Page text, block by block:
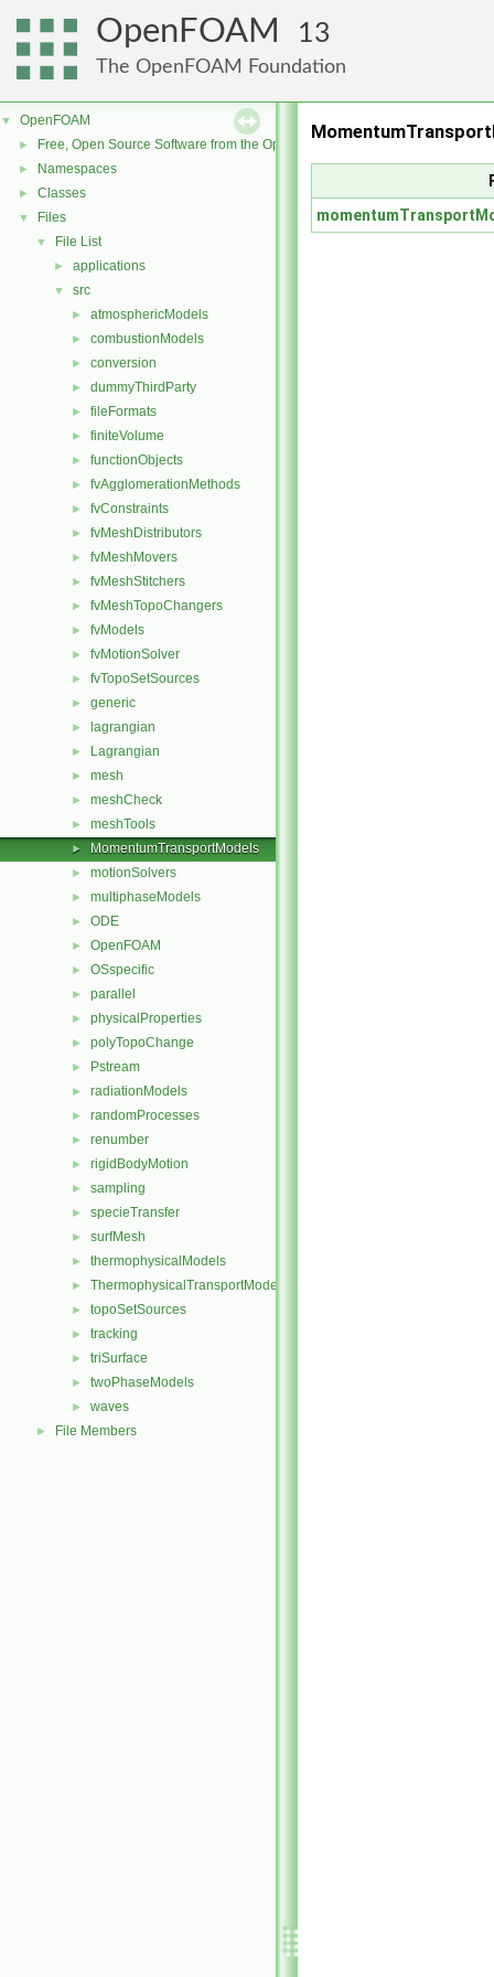
OpenFOAM 13
The OpenFOAM Foundation
▼ OpenFOAM
► Free, Open Source Software from the OpenFOAM Foundation
► Namespaces
► Classes
▼ Files
▼ File List
► applications
▼ src
► atmosphericModels
► combustionModels
► conversion
► dummyThirdParty
► fileFormats
► finiteVolume
► functionObjects
► fvAgglomerationMethods
► fvConstraints
► fvMeshDistributors
► fvMeshMovers
► fvMeshStitchers
► fvMeshTopoChangers
► fvModels
► fvMotionSolver
► fvTopoSetSources
► generic
► lagrangian
► Lagrangian
► mesh
► meshCheck
► meshTools
► MomentumTransportModels
► motionSolvers
► multiphaseModels
► ODE
► OpenFOAM
► OSspecific
► parallel
► physicalProperties
► polyTopoChange
► Pstream
► radiationModels
► randomProcesses
► renumber
► rigidBodyMotion
► sampling
► specieTransfer
► surfMesh
► thermophysicalModels
► ThermophysicalTransportModels
► topoSetSources
► tracking
► triSurface
► twoPhaseModels
► waves
► File Members